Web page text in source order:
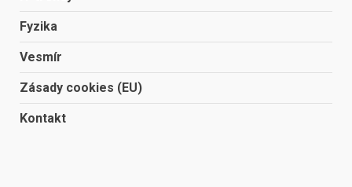
Fyzika
Vesmír
Zásady cookies (EU)
Kontakt